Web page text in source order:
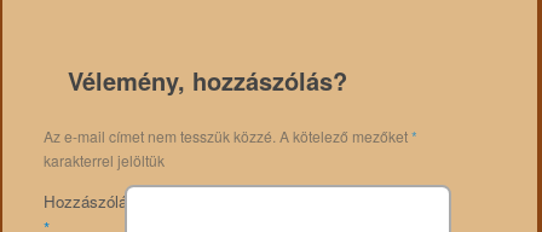
Vélemény, hozzászólás?
Az e-mail címet nem tesszük közzé.A kötelező mezőket*
karakterrel jelöltük
Hozzászólás